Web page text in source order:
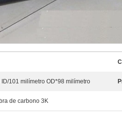
101 milímetro OD*98 milímetro
de carbono 3K